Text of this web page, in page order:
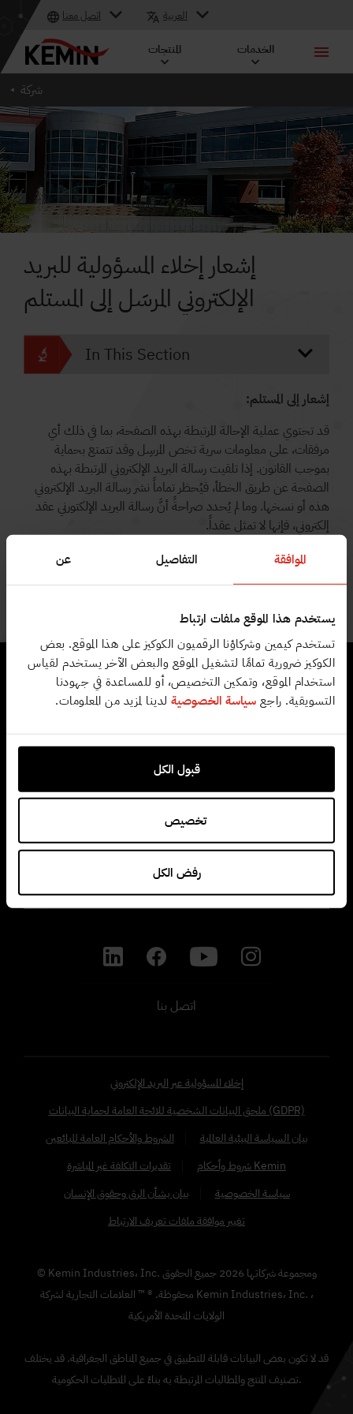
الموافقة التفاصيل عن
يستخدم هذا الموقع ملفات ارتباط
تستخدم كيمين وشركاؤنا الرقميون الكوكيز على هذا الموقع. بعض
الكوكيز ضرورية تمامًا لتشغيل الموقع والبعض الآخر يستخدم لقياس
استخدام الموقع، وتمكين التخصيص، أو للمساعدة في جهودنا
التسويقية. راجع سياسة الخصوصية لدينا لمزيد من المعلومات.
قبول الكل
تخصيص
رفض الكل
اتصل معنا العربية
المنتجات الخدمات
شركة
إشعار إخلاء المسؤولية للبريد
الإلكتروني المرسَل إلى المستلم
In This Section
إشعار إلى المستلم:
قد تحتوي عملية الإحالة المرتبطة بهذه الصفحة، بما في ذلك أي
مرفقات، على معلومات سرية تخص المرسِل وقد تتمتع بحماية
بموجب القانون. إذا تلقيت رسالة البريد الإلكتروني المرتبطة بهذه
الصفحة عن طريق الخطأ، فيُحظر تماماً نشر رسالة البريد الإلكتروني
هذه أو نسخها. وما لم يُحدد صراحةً أنَّ رسالة البريد الإلكتورني عقد
إلكتروني، فإنها لا تمثل عقداً.
اتصل بنا
إخلاء المسؤولية عبر البريد الإلكتروني
ملحق البيانات الشخصية للائحة العامة لحماية البيانات (GDPR)
الشروط والأحكام العامة للبائعين
بيان السياسة البيئية العالمية
تقديرات التكلفة غير المباشرة
شروط وأحكام Kemin
بيان بشأن الرق وحقوق الإنسان
سياسة الخصوصية
تغيير موافقة ملفات تعريف الارتباط
© Kemin Industries، Inc. ومجموعة شركاتها 2026جميع الحقوق
محفوظة. ® ™ العلامات التجارية لشركة Kemin Industries، Inc. ،
الولايات المتحدة الأمريكية
قد لا تكون بعض البيانات قابلة للتطبيق في جميع المناطق الجغرافية. قد يختلف
تصنيف المنتج والمطالبات المرتبطة به بناءً على المتطلبات الحكومية.